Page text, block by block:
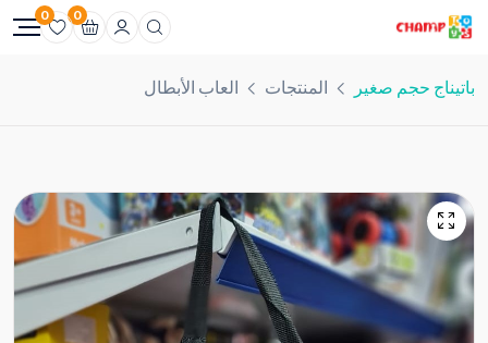
0
0
باتيناج حجم صغير المنتجات العاب الأبطال